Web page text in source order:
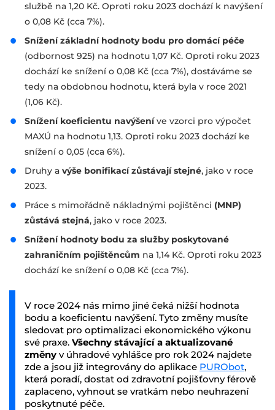
službě na 1,20 Kč. Oproti roku 2023 dochází k navýšení
o 0,08 Kč (cca 7%).
Snížení základní hodnoty bodu pro domácí péče
(odbornost 925) na hodnotu 1,07 Kč. Oproti roku 2023
dochází ke snížení o 0,08 Kč (cca 7%), dostáváme se
tedy na obdobnou hodnotu, která byla v roce 2021
(1,06 Kč).
Snížení koeficientu navýšeníve vzorci pro výpočet
MAXÚ na hodnotu 1,13. Oproti roku 2023 dochází ke
snížení o 0,05 (cca 6%).
Druhy a výše bonifikací zůstávají stejné, jako v roce
2023.
Práce s mimořádně nákladnými pojištěnci (MNP)
zůstává stejná, jako v roce 2023.
Snížení hodnoty bodu za služby poskytované
zahraničním pojištěncům na 1,14 Kč. Oproti roku 2023
dochází ke snížení o 0,08 Kč (cca 7%).
V roce 2024 nás mimo jiné čeká nižší hodnota
bodu a koeficientu navýšení. Tyto změny musíte
sledovat pro optimalizaci ekonomického výkonu
své praxe. Všechny stávající a aktualizované
změny v úhradové vyhlášce pro rok 2024 najdete
zde a jsou již integrovány do aplikace PURObot,
která poradí, dostat od zdravotní pojišťovny férově
zaplaceno, vyhnout se vratkám nebo neuhrazení
poskytnuté péče.